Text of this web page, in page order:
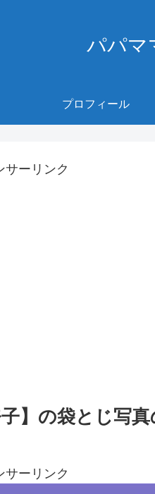
パパマ
プロフィール
サーリンク
】の袋とじ写
サーリンク